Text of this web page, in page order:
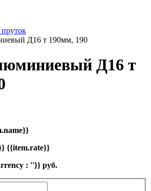
Д16 т 190мм, 190
Д16 т
{{item.rate}}
: ''}} руб.